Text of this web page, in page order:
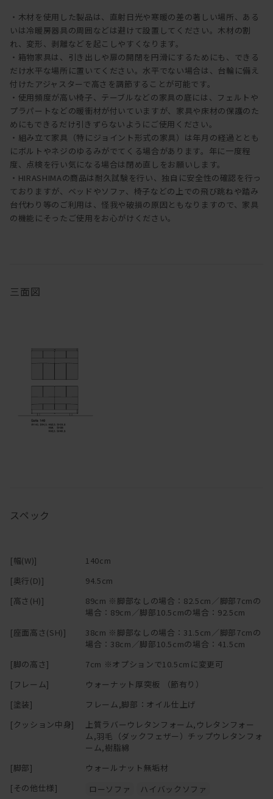
・木材を使用した製品は、直射日光や寒暖の差の著しい場所、ある
いは冷暖房器具の周囲などは避けて設置してください。木材の割
れ、変形、剥離などを起こしやすくなります。
・箱物家具は、引き出しや扉の開閉を円滑にするためにも、できる
だけ水平な場所に置いてください。水平でない場合は、台輪に備え
付けたアジャスターで高さを調節することが可能です。
・使用頻度が高い椅子、テーブルなどの家具の底には、フェルトや
プラパートなどの暖衝材が付いていますが、家具や床材の保護のた
めにもできるだけ引きずらないようにご使用ください。
・組み立て家具（特にジョイント形式の家具）は年月の経過ととも
にボルトやネジのゆるみがでてくる場合があります。年に一度程
度、点検を行い気になる場合は閉め直しをお願いします。
・HIRASHIMAの商品は耐久試験を行い、独自に安全性の確認を行っ
ておりますが、ベッドやソファ、椅子などの上での飛び跳ねや踏み
台代わり等のご利用は、怪我や破損の原因ともなりますので、家具
の機能にそったご使用をお心がけください。
三面図
スペック
[幅(W)]
140cm
[奥行(D)]
94.5cm
[高さ(H)]
89cm ※脚部なしの場合：82.5cm／脚部7cmの
場合：89cm／脚部10.5cmの場合：92.5cm
[座面高さ(SH)]
38cm ※脚部なしの場合：31.5cm／脚部7cmの
場合：38cm／脚部10.5cmの場合：41.5cm
[脚の高さ]
7cm ※オプションで10.5cmに変更可
[フレーム]
ウォーナット厚突板 （節有り）
[塗装]
フレーム,脚部：オイル仕上げ
[クッション中身]
上質ラバーウレタンフォーム,ウレタンフォー
ム,羽毛（ダックフェザー）チップウレタンフォ
ーム,樹脂綿
[脚部]
ウォールナット無垢材
[その他仕様]
ローソファ
ハイバックソファ